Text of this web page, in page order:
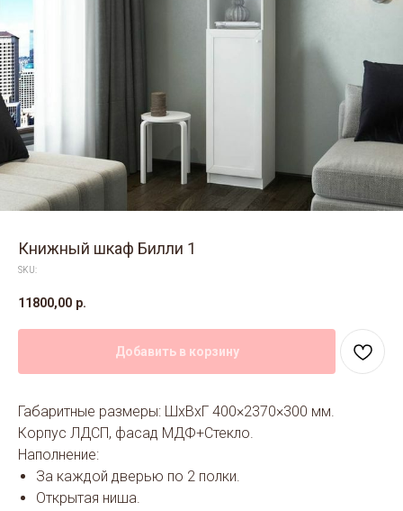
Книжный шкаф Билли 1
SKU:
11800,00 р.
Добавить в корзину
Габаритные размеры: ШхВхГ 400×2370×300 мм.
Корпус ЛДСП, фасад МДФ+Стекло.
Наполнение:
За каждой дверью по 2 полки.
Открытая ниша.